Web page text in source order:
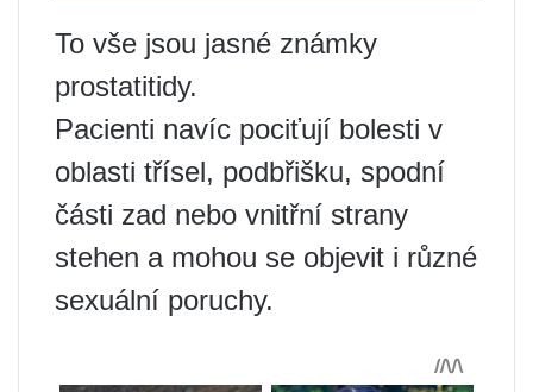
To vše jsou jasné známky
prostatitidy.
Pacienti navíc pociťují bolesti v
oblasti třísel, podbřišku, spodní
části zad nebo vnitřní strany
stehen a mohou se objevit i různé
sexuální poruchy.